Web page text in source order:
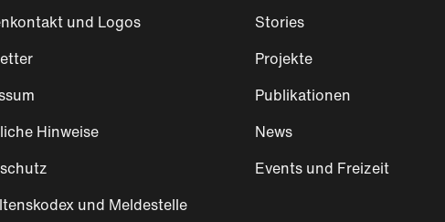
und Logos
Hinweise
und Meldestelle
Stories
Projekte
Publikationen
News
Events und Freizeit